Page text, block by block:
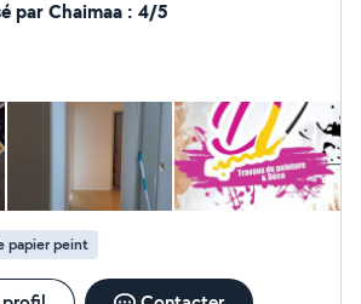
et ce
avec un grand amour.
par Chaimaa : 4/5
papier peint